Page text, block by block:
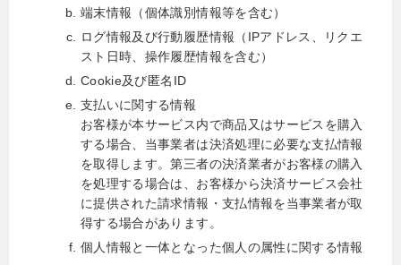
端末情報（個体識別情報等を含む）
ログ情報及び行動履歴情報（IPアドレス、リクエ
スト日時、操作履歴情報を含む）
Cookie及び匿名ID
支払いに関する情報
お客様が本サービス内で商品又はサービスを購入
する場合、当事業者は決済処理に必要な支払情報
を取得します。第三者の決済業者がお客様の購入
を処理する場合は、お客様から決済サービス会社
に提供された請求情報・支払情報を当事業者が取
得する場合があります。
個人情報と一体となった個人の属性に関する情報